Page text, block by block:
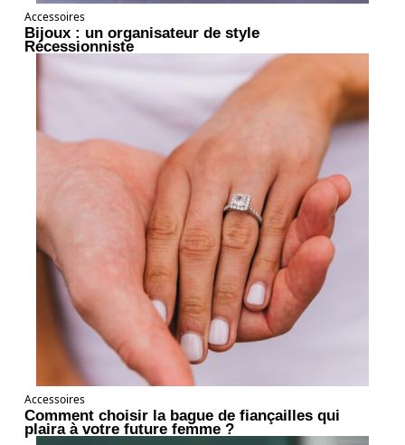
Accessoires
Bijoux : un organisateur de style
Récessionniste
Accessoires
Comment choisir la bague de fiançailles qui
plaira à votre future femme ?